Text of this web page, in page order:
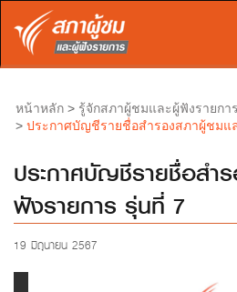
หน้าหลัก > รู้จักสภาผู้ชมและผู้ฟังรายการ
> ประกาศบัญชีรายชื่อสำรองสภาผู้ชมแ
ประกาศบัญชีรายชื่อสำ
ฟังรายการ รุ่นที่ 7
19 มิถุนายน 2567